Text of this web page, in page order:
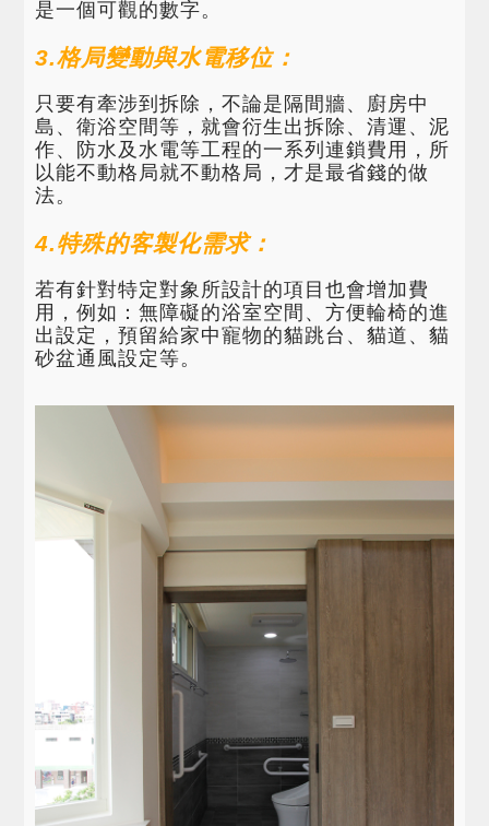
是一個可觀的數字。
3.格局變動與水電移位：
只要有牽涉到拆除，不論是隔間牆、廚房中
島、衛浴空間等，就會衍生出拆除、清運、泥
作、防水及水電等工程的一系列連鎖費用，所
以能不動格局就不動格局，才是最省錢的做
法。
4.特殊的客製化需求：
若有針對特定對象所設計的項目也會增加費
用，例如：無障礙的浴室空間、方便輪椅的進
出設定，預留給家中寵物的貓跳台、貓道、貓
砂盆通風設定等。